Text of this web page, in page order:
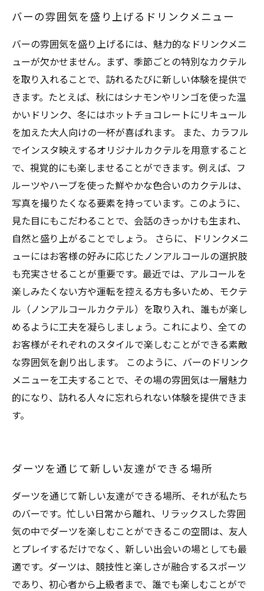
バーの雰囲気を盛り上げるドリンクメニュー
バーの雰囲気を盛り上げるには、魅力的なドリンクメニ
ューが欠かせません。まず、季節ごとの特別なカクテル
を取り入れることで、訪れるたびに新しい体験を提供で
きます。たとえば、秋にはシナモンやリンゴを使った温
かいドリンク、冬にはホットチョコレートにリキュール
を加えた大人向けの一杯が喜ばれます。 また、カラフル
でインスタ映えするオリジナルカクテルを用意すること
で、視覚的にも楽しませることができます。例えば、フ
ルーツやハーブを使った鮮やかな色合いのカクテルは、
写真を撮りたくなる要素を持っています。このように、
見た目にもこだわることで、会話のきっかけも生まれ、
自然と盛り上がることでしょう。 さらに、ドリンクメニ
ューにはお客様の好みに応じたノンアルコールの選択肢
も充実させることが重要です。最近では、アルコールを
楽しみたくない方や運転を控える方も多いため、モクテ
ル（ノンアルコールカクテル）を取り入れ、誰もが楽し
めるように工夫を凝らしましょう。これにより、全ての
お客様がそれぞれのスタイルで楽しむことができる素敵
な雰囲気を創り出します。 このように、バーのドリンク
メニューを工夫することで、その場の雰囲気は一層魅力
的になり、訪れる人々に忘れられない体験を提供できま
す。
ダーツを通じて新しい友達ができる場所
ダーツを通じて新しい友達ができる場所、それが私たち
のバーです。忙しい日常から離れ、リラックスした雰囲
気の中でダーツを楽しむことができるこの空間は、友人
とプレイするだけでなく、新しい出会いの場としても最
適です。ダーツは、競技性と楽しさが融合するスポーツ
であり、初心者から上級者まで、誰でも楽しむことがで